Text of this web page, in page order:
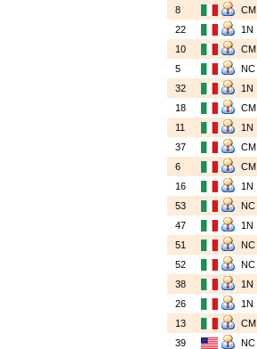
8
CM
22
1N
10
CM
5
NC
32
1N
18
CM
11
1N
37
CM
6
CM
16
1N
53
NC
47
1N
51
NC
52
NC
38
1N
26
1N
13
CM
39
NC